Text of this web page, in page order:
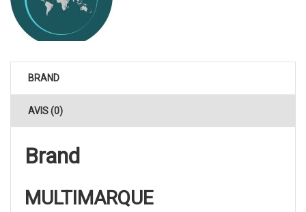
BRAND
AVIS (0)
Brand
MULTIMARQUE